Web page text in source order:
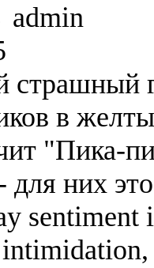
страшный
в
"Пика-
для них